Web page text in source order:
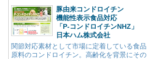
豚由来コンドロイチン
機能性表示食品対応
「P-コンドロイチンNHZ」
日本ハム株式会社
関節対応素材として市場に定着している食品
原料のコンドロイチン。高齢化を背景にその